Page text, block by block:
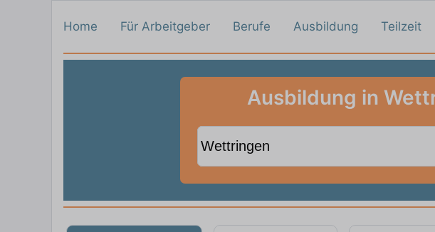
Home Für Arbeitgeber Berufe Ausbildung Teilzeit
Ausbildung in